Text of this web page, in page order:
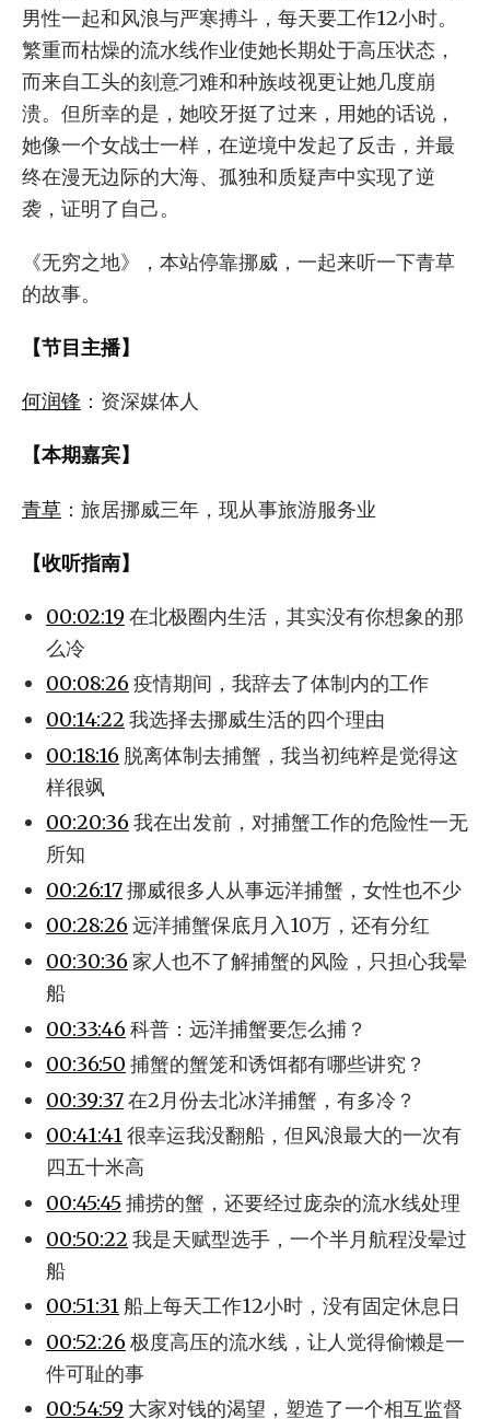
男性一起和风浪与严寒搏斗，每天要工作12小时。
繁重而枯燥的流水线作业使她长期处于高压状态，
而来自工头的刻意刁难和种族歧视更让她几度崩
溃。但所幸的是，她咬牙挺了过来，用她的话说，
她像一个女战士一样，在逆境中发起了反击，并最
终在漫无边际的大海、孤独和质疑声中实现了逆
袭，证明了自己。
《无穷之地》，本站停靠挪威，一起来听一下青草
的故事。
【节目主播】
何润锋 ：资深媒体人
【本期嘉宾】
青草 ：旅居挪威三年，现从事旅游服务业
【收听指南】
00:02:19 在北极圈内生活，其实没有你想象的那
么冷
00:08:26 疫情期间，我辞去了体制内的工作
00:14:22 我选择去挪威生活的四个理由
00:18:16 脱离体制去捕蟹，我当初纯粹是觉得这
样很飒
00:20:36 我在出发前，对捕蟹工作的危险性一无
所知
00:26:17挪威很多人从事远洋捕蟹，女性也不少
00:28:26 远洋捕蟹保底月入10万，还有分红
00:30:36 家人也不了解捕蟹的风险，只担心我晕
船
00:33:46 科普：远洋捕蟹要怎么捕？
00:36:50 捕蟹的蟹笼和诱饵都有哪些讲究？
00:39:37在2月份去北冰洋捕蟹，有多冷？
00:41:41很幸运我没翻船，但风浪最大的一次有
四五十米高
00:45:45 捕捞的蟹，还要经过庞杂的流水线处理
00:50:22 我是天赋型选手，一个半月航程没晕过
船
00:51:31船上每天工作12小时，没有固定休息日
00:52:26 极度高压的流水线，让人觉得偷懒是一
件可耻的事
00:54:59 大家对钱的渴望，塑造了一个相互监督